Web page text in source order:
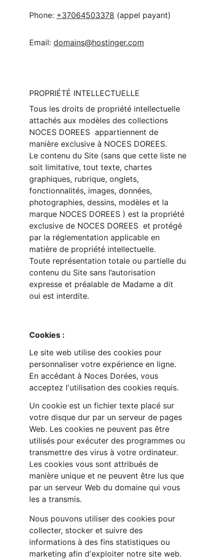
Phone: +37064503378 (appel payant)
Email: domains@hostinger.com
PROPRIÉTÉ INTELLECTUELLE
Tous les droits de propriété intellectuelle
attachés aux modèles des collections
NOCES DOREES  appartiennent de
manière exclusive à NOCES DOREES.
Le contenu du Site (sans que cette liste ne
soit limitative, tout texte, chartes
graphiques, rubrique, onglets,
fonctionnalités, images, données,
photographies, dessins, modèles et la
marque NOCES DOREES ) est la propriété
exclusive de NOCES DOREES  et protégé
par la réglementation applicable en
matière de propriété intellectuelle.
Toute représentation totale ou partielle du
contenu du Site sans l’autorisation
expresse et préalable de Madame a dit
oui est interdite.
Cookies :
Le site web utilise des cookies pour
personnaliser votre expérience en ligne.
En accédant à Noces Dorées, vous
acceptez l'utilisation des cookies requis.
Un cookie est un fichier texte placé sur
votre disque dur par un serveur de pages
Web. Les cookies ne peuvent pas être
utilisés pour exécuter des programmes ou
transmettre des virus à votre ordinateur.
Les cookies vous sont attribués de
manière unique et ne peuvent être lus que
par un serveur Web du domaine qui vous
les a transmis.
Nous pouvons utiliser des cookies pour
collecter, stocker et suivre des
informations à des fins statistiques ou
marketing afin d'exploiter notre site web.